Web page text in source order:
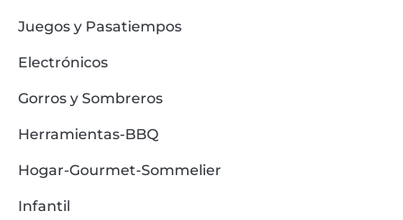
Juegos y Pasatiempos
Electrónicos
Gorros y Sombreros
Herramientas-BBQ
Hogar-Gourmet-Sommelier
Infantil